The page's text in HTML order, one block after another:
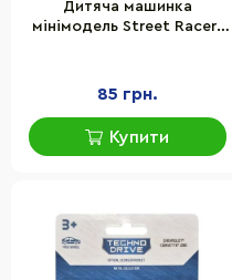
Дитяча машинка
мінімодель Street Racers
85 грн.
Купити